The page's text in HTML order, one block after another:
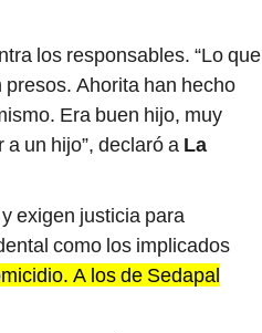
los responsables. “Lo que
Ahorita han hecho
Era buen hijo, muy
un hijo”, declaró a La
exigen justicia para
como los implicados
A los de Sedapal